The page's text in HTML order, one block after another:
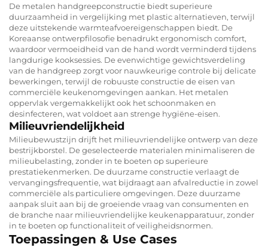
De metalen handgreepconstructie biedt superieure
duurzaamheid in vergelijking met plastic alternatieven, terwijl
deze uitstekende warmteafvoereigenschappen biedt. De
Koreaanse ontwerpfilosofie benadrukt ergonomisch comfort,
waardoor vermoeidheid van de hand wordt verminderd tijdens
langdurige kooksessies. De evenwichtige gewichtsverdeling
van de handgreep zorgt voor nauwkeurige controle bij delicate
bewerkingen, terwijl de robuuste constructie de eisen van
commerciële keukenomgevingen aankan. Het metalen
oppervlak vergemakkelijkt ook het schoonmaken en
desinfecteren, wat voldoet aan strenge hygiëne-eisen.
Milieuvriendelijkheid
Milieubewustzijn drijft het milieuvriendelijke ontwerp van deze
bestrijkborstel. De geselecteerde materialen minimaliseren de
milieubelasting, zonder in te boeten op superieure
prestatiekenmerken. De duurzame constructie verlaagt de
vervangingsfrequentie, wat bijdraagt aan afvalreductie in zowel
commerciële als particuliere omgevingen. Deze duurzame
aanpak sluit aan bij de groeiende vraag van consumenten en
de branche naar milieuvriendelijke keukenapparatuur, zonder
in te boeten op functionaliteit of veiligheidsnormen.
Toepassingen & Use Cases